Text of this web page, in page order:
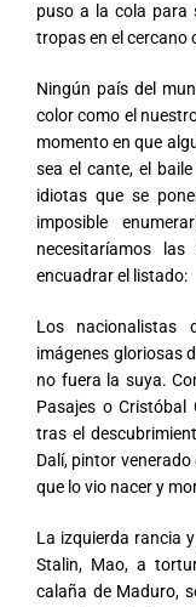
puso a la cola para
tropas en el cercano
Ningún país del
color como el
momento en que
sea el cante, el
idiotas que se
imposible
necesitaríamos
encuadrar el listado:
Los nacionalistas
imágenes gloriosas
no fuera la suya.
Pasajes o Cristóbal
tras el
Dalí, pintor
que lo vio nacer y
La izquierda rancia
Stalin, Mao, a
calaña de Maduro,